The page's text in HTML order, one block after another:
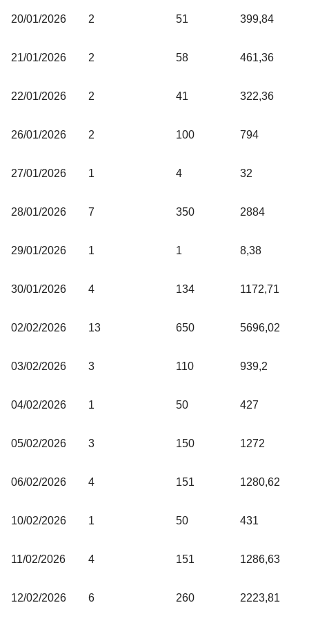
20/01/2026 2 51 399,84
21/01/2026 2 58 461,36
22/01/2026 2 41 322,36
26/01/2026 2 100 794
27/01/2026 1 4 32
28/01/2026 7 350 2884
29/01/2026 1 1 8,38
30/01/2026 4 134 1172,71
02/02/2026 13 650 5696,02
03/02/2026 3 110 939,2
04/02/2026 1 50 427
05/02/2026 3 150 1272
06/02/2026 4 151 1280,62
10/02/2026 1 50 431
11/02/2026 4 151 1286,63
12/02/2026 6 260 2223,81